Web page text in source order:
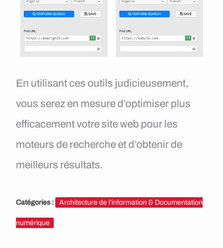
En utilisant ces outils judicieusement,
vous serez en mesure d’optimiser plus
efficacement votre site web pour les
moteurs de recherche et d’obtenir de
meilleurs résultats.
Catégories : Architecture de l’information & Documentation
numérique